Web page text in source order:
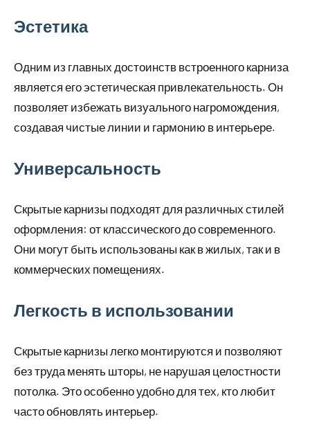
Эстетика
Одним из главных достоинств встроенного карниза
является его эстетическая привлекательность. Он
позволяет избежать визуального нагромождения,
создавая чистые линии и гармонию в интерьере.
Универсальность
Скрытые карнизы подходят для различных стилей
оформления: от классического до современного.
Они могут быть использованы как в жилых, так и в
коммерческих помещениях.
Легкость в использовании
Скрытые карнизы легко монтируются и позволяют
без труда менять шторы, не нарушая целостности
потолка. Это особенно удобно для тех, кто любит
часто обновлять интерьер.